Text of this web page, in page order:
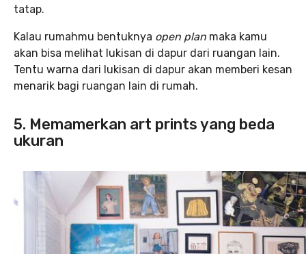
tatap.
Kalau rumahmu bentuknya open plan maka kamu
akan bisa melihat lukisan di dapur dari ruangan lain.
Tentu warna dari lukisan di dapur akan memberi kesan
menarik bagi ruangan lain di rumah.
5. Memamerkan art prints yang beda
ukuran